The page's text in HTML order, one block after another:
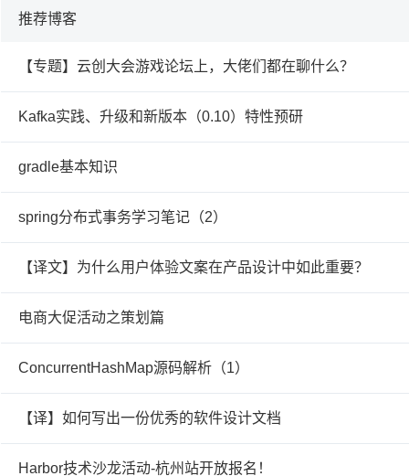
推荐博客
【专题】云创大会游戏论坛上，大佬们都在聊什么？
Kafka实践、升级和新版本（0.10）特性预研
gradle基本知识
spring分布式事务学习笔记（2）
【译文】为什么用户体验文案在产品设计中如此重要？
电商大促活动之策划篇
ConcurrentHashMap源码解析（1）
【译】如何写出一份优秀的软件设计文档
Harbor技术沙龙活动-杭州站开放报名！